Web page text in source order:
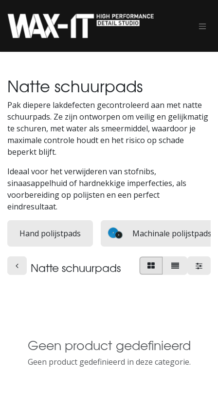
Natte schuurpads
Pak diepere lakdefecten gecontroleerd aan met natte
schuurpads. Ze zijn ontworpen om veilig en gelijkmatig
te schuren, met water als smeermiddel, waardoor je
maximale controle houdt en het risico op schade
beperkt blijft.
Ideaal voor het verwijderen van stofnibs,
sinaasappelhuid of hardnekkige imperfecties, als
voorbereiding op polijsten en een perfect
eindresultaat.
Hand polijstpads Machinale polijstpads
Natte schuurpads
Geen product gedefinieerd
Geen product gedefinieerd in deze categorie.